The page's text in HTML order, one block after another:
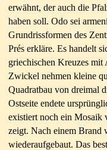
erwähnt, der auch die
haben soll. Odo sei
Grundrissformen des
Prés erkläre. Es handelt
griechischen Kreuzes
Zwickel nehmen kleine
Quadratbau von dreimal
Ostseite endete
existiert noch ein Mosaik
zeigt. Nach einem Brand
wiederaufgebaut. Das